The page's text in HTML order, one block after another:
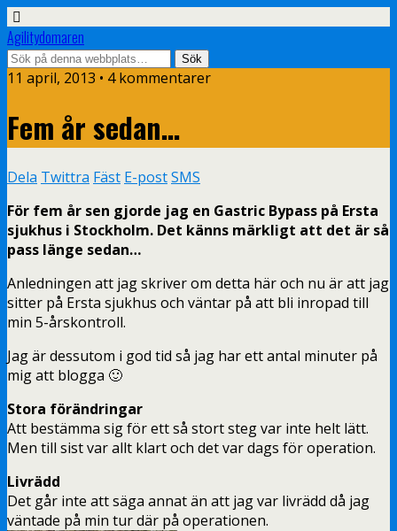
Agilitydomaren
11 april, 2013 • 4 kommentarer
Fem år sedan…
Dela Twittra Fäst E-postSMS
För fem år sen gjorde jag en Gastric Bypass på Ersta
sjukhus i Stockholm. Det känns märkligt att det är så
pass länge sedan…
Anledningen att jag skriver om detta här och nu är att jag
sitter på Ersta sjukhus och väntar på att bli inropad till
min 5-årskontroll.
Jag är dessutom i god tid så jag har ett antal minuter på
mig att blogga 🙂
Stora förändringar
Att bestämma sig för ett så stort steg var inte helt lätt.
Men till sist var allt klart och det var dags för operation.
Livrädd
Det går inte att säga annat än att jag var livrädd då jag
väntade på min tur där på operationen.